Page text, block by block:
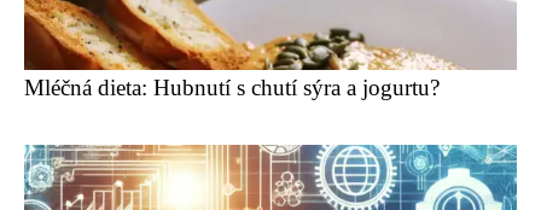
Mléčná dieta: Hubnutí s chutí sýra a jogurtu?